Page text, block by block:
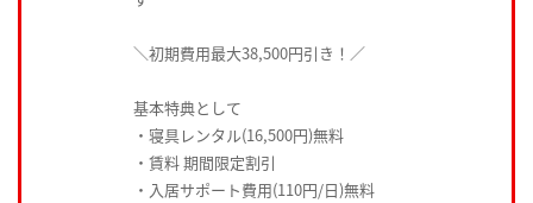
＼初期費用最大38,500円引き！／
基本特典として
・寝具レンタル(16,500円)無料
・賃料 期間限定割引
・入居サポート費用(110円/日)無料